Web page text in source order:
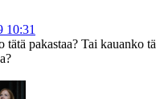
10:31
tätä pakastaa? Tai kauanko